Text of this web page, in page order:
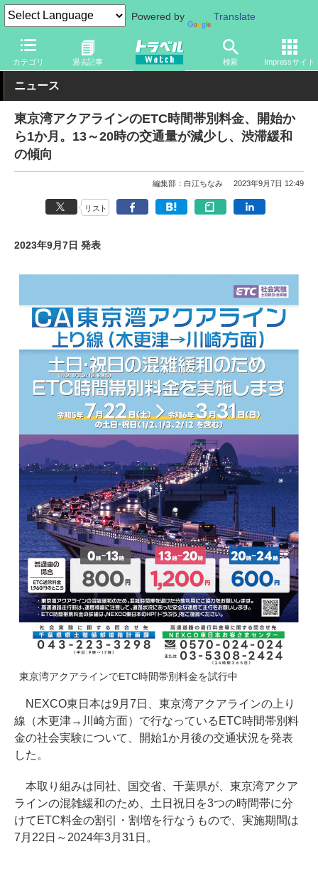
Powered by Translate
カテゴリ 過去記事 検索 Impressサイト
トラベル Watch 企業・政府・官庁 道路 NEXCO
ニュース
東京湾アクアラインのETC時間帯別料金、開始か
ら1か月。13～20時の交通量が減少し、渋滞緩和
の傾向
編集部：白江ちなみ 2023年9月7日 12:49
リスト
2023年9月7日 発表
東京湾アクアラインでETC時間帯別料金を試行中
NEXCO東日本は9月7日、東京湾アクアラインの上り
線（木更津→川崎方面）で行なっているETC時間帯別料
金の社会実験について、開始1か月後の交通状況を発表
した。
本取り組みは同社、国交省、千葉県が、東京湾アクア
ラインの混雑緩和のため、土日祝日を3つの時間帯に分
けてETC料金の割引・割増を行なうもので、実施期間は
7月22日～2024年3月31日。